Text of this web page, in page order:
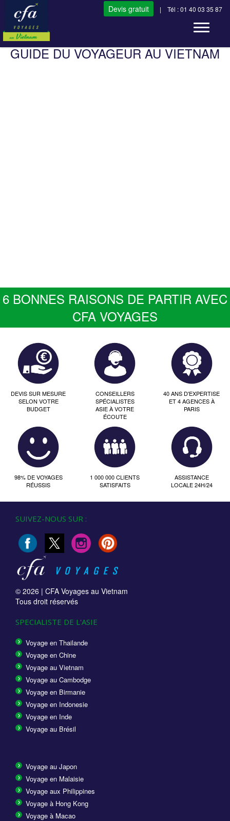
Devis gratuit | Tél : 01 40 03 35 87
Toggle
GUIDE DU VOYAGEUR AU VIETNAM
6 BONNES RAISONS DE PARTIR AVEC
CFA VOYAGES
DEVIS SUR MESURE
SELON VOTRE
BUDGET
CONSEILLERS
SPÉCIALISTES
ASIE À VOTRE
ÉCOUTE
40 ANS D'EXPERTISE
ET 4 AGENCES À
PARIS
98% DE VOYAGES
RÉUSSIS
1 000 000 CLIENTS
SATISFAITS
ASSISTANCE
LOCALE 24H/24
SUIVEZ-NOUS SUR :
© 2026 | CFA Voyages au Vietnam
Tous droit réservés
SPECIALISTE DE L'ASIE
Voyage en Thailande
Voyage en Chine
Voyage au Vietnam
Voyage au Cambodge
Voyage en Birmanie
Voyage en Indonesie
Voyage en Inde
Voyage au Brésil
Voyage au Japon
Voyage en Malaisie
Voyage aux Philippines
Voyage à Hong Kong
Voyage à Macao